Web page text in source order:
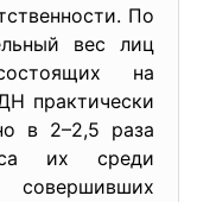
По
вес лиц
на
практически
в 2–2,5 раза
их среди